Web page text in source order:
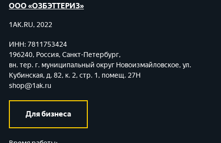
ООО «ОЗБЭТТЕРИЗ»
1AK.RU, 2022
ИНН: 7811753424
196240, Россия, Санкт-Петербург,
вн. тер. г. муниципальный округ Новоизмайловское, ул.
Кубинская, д. 82, к. 2, стр. 1, помещ. 27Н
shop@1ak.ru
Для бизнеса